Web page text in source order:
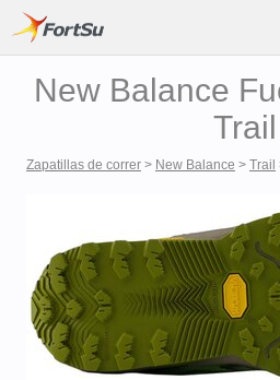
New Balance
Trail
Zapatillas de correr > New Balance > Trail